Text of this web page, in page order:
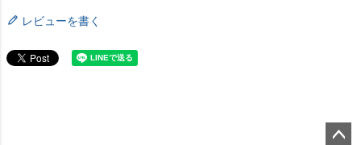
レビューを書く